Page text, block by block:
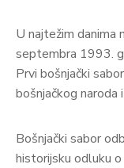
U najtežim danima
septembra 1993.
Prvi bošnjački
bošnjačkog naroda
Bošnjački sabor
historijsku odluku o